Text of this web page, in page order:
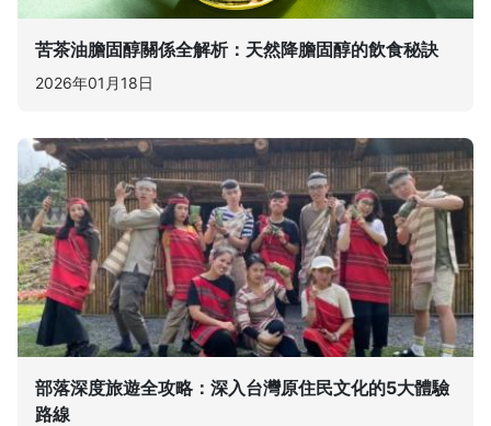
苦茶油膽固醇關係全解析：天然降膽固醇的飲食秘訣
2026年01月18日
部落深度旅遊全攻略：深入台灣原住民文化的5大體驗
路線